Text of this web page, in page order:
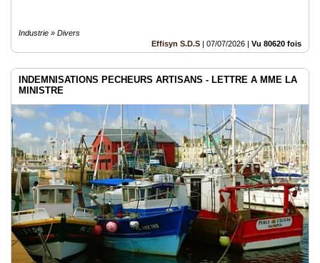
Industrie » Divers
Effisyn S.D.S | 07/07/2026 | Vu 80620 fois
INDEMNISATIONS PECHEURS ARTISANS - LETTRE A MME LA
MINISTRE